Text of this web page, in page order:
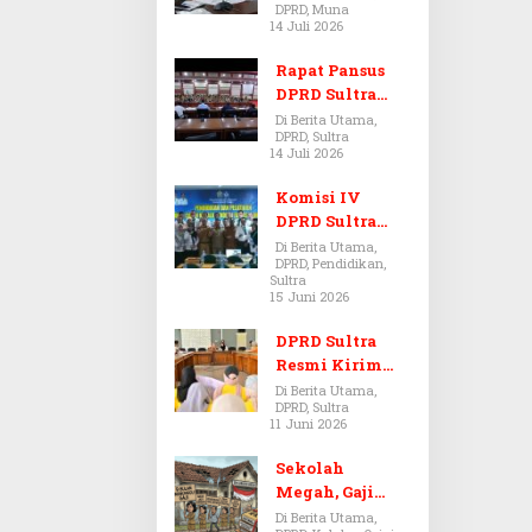
Dugaan Jual
Beli Tanah
Bermasalah di
Muna
DPRD, Muna
14 Juli 2026
Rapat Pansus
DPRD Sultra
Diskors Dua
Kali Akibat
Ketidakhadira
n Pj Sekda
Di Berita Utama,
DPRD, Sultra
14 Juli 2026
Komisi IV
DPRD Sultra
Kawal Hak
Guru,
Rencanakan
Pendidikan
Di Berita Utama,
DPRD, Pendidikan,
Sultra
15 Juni 2026
DPRD Sultra
Resmi Kirim
Aspirasi Tolak
Peraturan
BPOM No. 5
Tahun 2026 ke
Komisi IX DPR
Di Berita Utama,
DPRD, Sultra
11 Juni 2026
Sekolah
Megah, Gaji
Guru Berdarah-
Di Berita Utama,